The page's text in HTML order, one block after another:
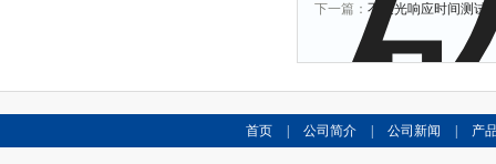
下一篇： 不透光响应时间测试
首页 公司简介 公司新闻 产